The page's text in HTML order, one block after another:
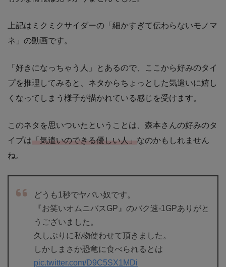
上記はミクミクサイダーの「細かすぎて伝わらないモノマ
ネ」の動画です。
「好きになっちゃう人」とあるので、ここから好みのタイ
プを推理してみると、ネタからちょっとした気遣いに嬉し
くなってしまう様子が描かれている感じを受けます。
このネタを思いついたということは、森本さんの好みのタ
イプは 「気遣いのできる優しい人」 なのかもしれません
ね。
どうも1秒でヤバい奴です。
『お笑いオムニバスGP』のバク速-1GPありがと
うございました。
久しぶりに私物使わせて頂きました。
しかしまさか恐竜に食べられるとは
pic.twitter.com/D9C5SX1MDi